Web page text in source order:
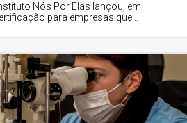
Nós Por Elas lançou, em
para empresas que